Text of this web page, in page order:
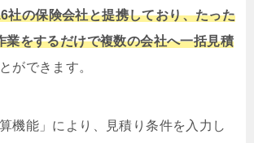
社の保険会社と提携しており、たった
業をするだけで複数の会社へ一括見積
ができます。
機能」により、見積り条件を入力し